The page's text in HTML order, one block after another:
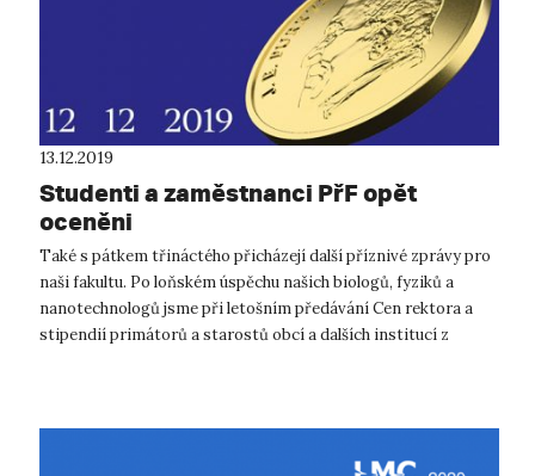
13.12.2019
Studenti a zaměstnanci PřF opět
oceněni
Také s pátkem třináctého přicházejí další příznivé zprávy pro
naši fakultu. Po loňském úspěchu našich biologů, fyziků a
nanotechnologů jsme při letošním předávání Cen rektora a
stipendií primátorů a starostů obcí a dalších institucí z